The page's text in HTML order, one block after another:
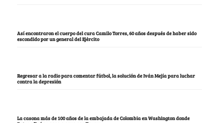
Así encontraron el cuerpo del cura Camilo Torres, 60 años después de haber sido
escondido por un general del Ejército
Regresar a la radio para comentar fútbol, la solución de Iván Mejía para luchar
contra la depresión
La casona más de 100 años de la embajada de Colombia en Washington donde